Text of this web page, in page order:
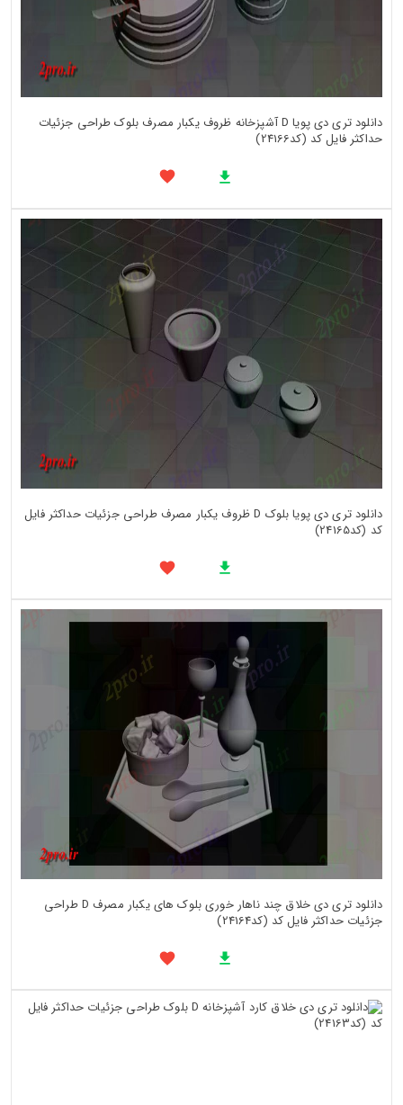
دانلود تری دی پویا D آشپزخانه ظروف یکبار مصرف بلوک طراحی جزئیات
حداکثر فایل کد (کد24166)
دانلود تری دی پویا بلوک D ظروف یکبار مصرف طراحی جزئیات حداکثر فایل
کد (کد24165)
دانلود تری دی خلاق چند ناهار خوری بلوک های یکبار مصرف D طراحی
جزئیات حداکثر فایل کد (کد24164)